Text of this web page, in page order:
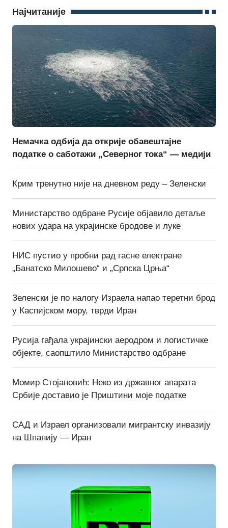
Најчитаније
Немачка одбија да открије обавештајне
податке о саботажи „Северног тока“ — медији
Крим тренутно није на дневном реду – Зеленски
Министарство одбране Русије објавило детаље
нових удара на украјинске бродове и луке
НИС пустио у пробни рад гасне електране
„Банатско Милошево“ и „Српска Црња“
Зеленски је по налогу Израела напао теретни брод
у Каспијском мору, тврди Иран
Русија гађала украјински аеродром и логистичке
објекте, саопштило Министарство одбране
Момир Стојановић: Неко из државног апарата
Србије доставио је Приштини моје податке
САД и Израел организовали мигрантску инвазију
на Шпанију — Иран